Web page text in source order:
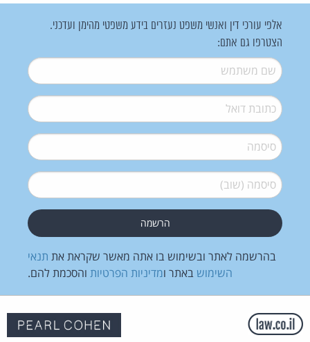
אלפי עורכי דין ואנשי משפט נעזרים בידע משפטי מהימן ועדכני.
הצטרפו גם אתם:
שם משתמש*
דואל*
סיסמה*
סיסמה (שוב)*
בהרשמה לאתר ובשימוש בו אתה מאשר שקראת את תנאי
השימוש באתר ומדיניות הפרטיות והסכמת להם.